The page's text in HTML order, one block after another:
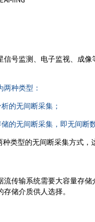
信号监测、电子监视、成
种类型：
的无间断采集；
的无间断采集，即无间断
类型的无间断采集方式，
流传输系统需要大容量存
储介质供人选择。